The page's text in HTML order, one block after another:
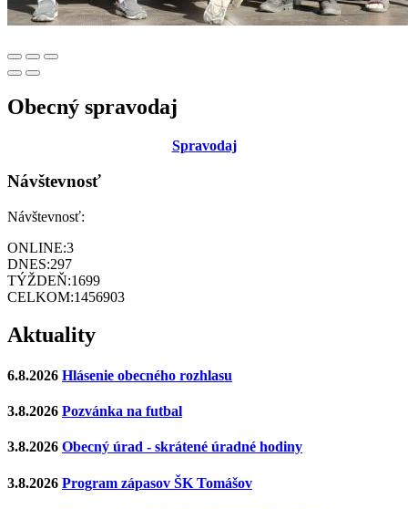
Obecný spravodaj
Spravodaj
Návštevnosť
Návštevnosť:
ONLINE:3
DNES:297
TÝŽDEŇ:1699
CELKOM:1456903
Aktuality
6.8.2026 Hlásenie obecného rozhlasu
3.8.2026 Pozvánka na futbal
3.8.2026 Obecný úrad - skrátené úradné hodiny
3.8.2026 Program zápasov ŠK Tomášov